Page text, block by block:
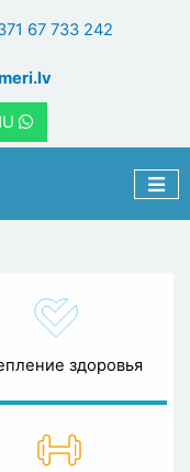
67 733 242
здоровья